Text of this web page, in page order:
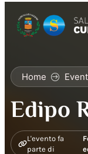
Home
Edipo
L'evento fa
parte di